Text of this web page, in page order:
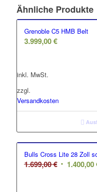
Ähnliche Produkte
Grenoble C5 HMB Belt
3.999,00€
inkl. MwSt.
zzgl.
Versandkosten
Bulls Cross Lite 28 Zoll
1.699,00€ 1.400,00